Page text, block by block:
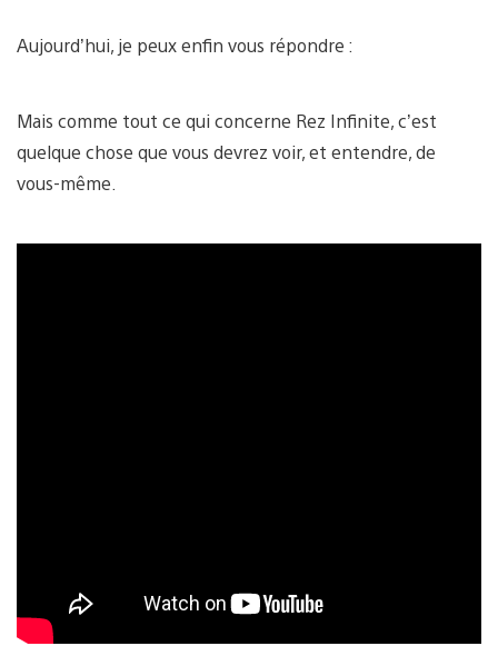
Aujourd’hui, je peux enfin vous répondre :
Mais comme tout ce qui concerne Rez Infinite, c’est
quelque chose que vous devrez voir, et entendre, de
vous-même.